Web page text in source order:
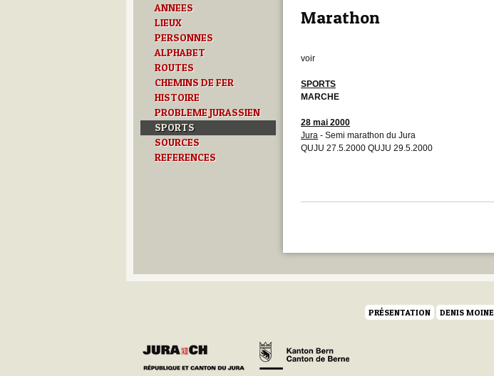
ANNEES
LIEUX
PERSONNES
ALPHABET
ROUTES
CHEMINS DE FER
HISTOIRE
PROBLEME JURASSIEN
SPORTS
SOURCES
REFERENCES
Marathon
voir
SPORTS
MARCHE
28 mai 2000
Jura - Semi marathon du Jura
QUJU 27.5.2000 QUJU 29.5.2000
PRÉSENTATION DENIS MOINE